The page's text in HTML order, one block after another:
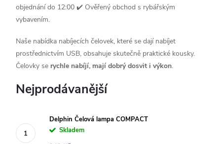
objednání do 12:00 ✔️ Ověřený obchod s rybářským
vybavením.
Naše nabídka nabíjecích čelovek, které se dají nabíjet
prostřednictvím USB, obsahuje skutečně praktické kousky.
Čelovky se rychle nabíjí, mají dobrý dosvit i výkon.
Nejprodávanější
Delphin Čelová lampa COMPACT
Skladem